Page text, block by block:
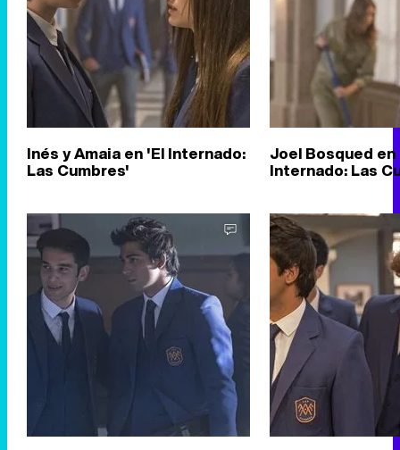
Inés y Amaia en 'El Internado:
Las Cumbres'
Joel Bosqued en
Internado: Las